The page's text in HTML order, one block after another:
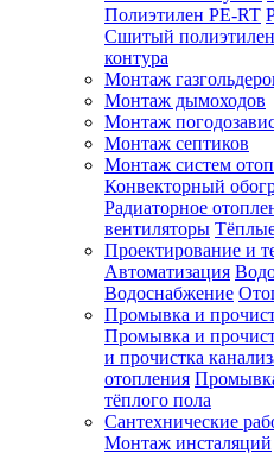
Полиэтилен PE-RT
Сшитый полиэтилен
контура
Монтаж
Монтаж дымоходов
Монтаж
Монтаж септиков
Монтаж систем
Конвекторный
Радиаторное
вентиляторы
Проектирование и
Автоматизация
Водоснабжение
Промывка и
Промывка и
и прочистка
отопления
тёплого пола
Сантехнические
Монтаж инсталяций